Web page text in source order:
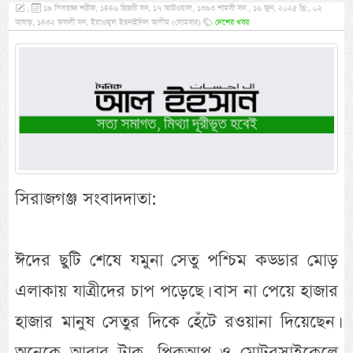
,
১৯ যিলহজ্জ শরীফ, ১৪৪৬ হিজরী সন, ১৭ আউওয়াল, ১৩৯৩ শামসী সন , ১৬ জুন, ২০২৫ খ্রি:, ০২
আষাঢ়, ১৪৩২ ফসলী সন, ইয়াওমুল ইছনাইনিল আযীম (সোমবার)
দেশের খবর
সিরাজগঞ্জ সংবাদদাতা:
ঈদের ছুটি শেষে যমুনা সেতু পশ্চিম কড্ডার মোড়
এলাকায় যাত্রীদের চাপ পড়েছে। বাস না পেয়ে হাজার
হাজার মানুষ সেতুর দিকে হেঁটে রওয়ানা দিয়েছেন।